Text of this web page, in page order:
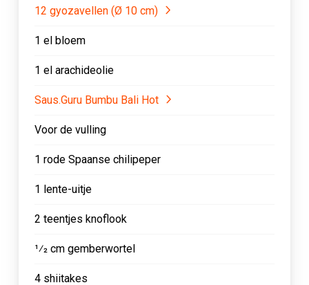
12 gyozavellen (Ø 10 cm)
1 el bloem
1 el arachideolie
Saus.Guru Bumbu Bali Hot
Voor de vulling
1 rode Spaanse chilipeper
1 lente-uitje
2 teentjes knoflook
1⁄2 cm gemberwortel
4 shiitakes